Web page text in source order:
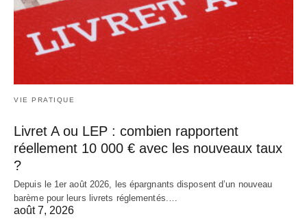
VIE PRATIQUE
Livret A ou LEP : combien rapportent
réellement 10 000 € avec les nouveaux taux
?
Depuis le 1er août 2026, les épargnants disposent d’un nouveau
barème pour leurs livrets réglementés.…
août 7, 2026